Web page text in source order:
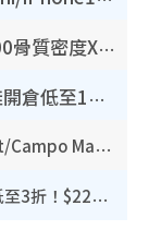
港大推賽馬會強化骨骼計劃！$100骨質密度X光檢查 完成免費運動訓練送超市禮券！附參加資格
開倉優惠 | 尖沙咀海港城名牌波鞋開倉低至1折！On鞋$899起／Joy&Peace鞋履$98起
開倉優惠｜銅鑼灣時代廣場Doughnut/Campo Marzio開倉低至1折！背囊、書包、手袋劈價$200起
廚具開倉｜特福Tefal廚具/家電開倉低至3折！$220起買平底鍋/炒鑊/湯煲！電飯煲/吸塵機/燙斗$418起